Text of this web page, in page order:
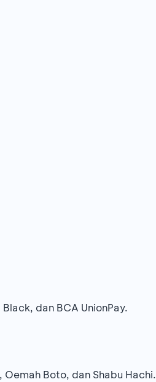
dan BCA UnionPay.
Boto, dan Shabu Hachi.